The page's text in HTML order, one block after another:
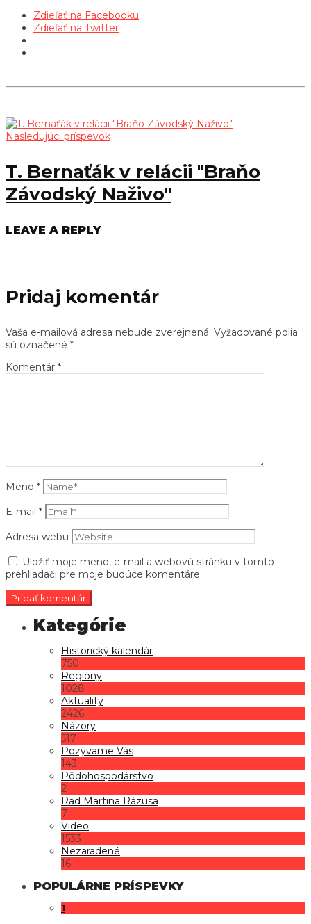
Zdieľať na Facebooku
Zdieľať na Twitter
Nasledujúci príspevok
T. Bernaťák v relácii "Braňo
Závodský Naživo"
LEAVE A REPLY
Pridaj komentár
Vaša e-mailová adresa nebude zverejnená. Vyžadované polia
sú označené *
Komentár *
Meno *
E-mail *
Adresa webu
Uložiť moje meno, e-mail a webovú stránku v tomto
prehliadači pre moje budúce komentáre.
Historický kalendár
750
Regióny
1028
Aktuality
2426
Názory
517
Pozývame Vás
143
Pôdohospodárstvo
2
Rad Martina Rázusa
7
Video
1533
Nezaradené
16
POPULÁRNE PRÍSPEVKY
1